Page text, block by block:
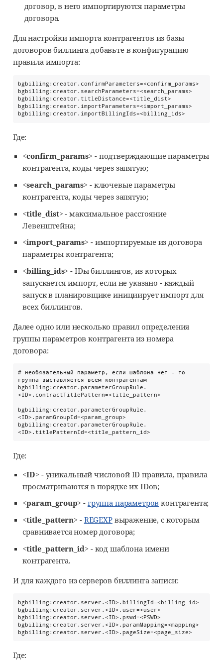
договор, в него импортируются параметры
договора.
Для настройки импорта контрагентов из базы
договоров биллинга добавьте в конфигурацию
правила импорта:
bgbilling:creator.confirmParameters=<confirm_params>
bgbilling:creator.searchParameters=<search_params>
bgbilling:creator.titleDistance=<title_dist>
bgbilling:creator.importParameters=<import_params>
bgbilling:creator.importBillingIds=<billing_ids>
Где:
<confirm_params> - подтверждающие параметры
контрагента, коды через запятую;
<search_params> - ключевые параметры
контрагента, коды через запятую;
<title_dist>- максимальное расстояние
Левенштейна;
<import_params> - импортируемые из договора
параметры контрагента;
<billing_ids> - IDы биллингов, из которых
запускается импорт, если не указано - каждый
запуск в планировщике инициирует импорт для
всех биллингов.
Далее одно или несколько правил определения
группы параметров контрагента из номера
договора:
# необязательный параметр, если шаблона нет - то
группа выставляется всем контрагентам
bgbilling:creator.parameterGroupRule.
<ID>.contractTitlePattern=<title_pattern>
bgbilling:creator.parameterGroupRule.
<ID>.paramGroupId=<param_group>
bgbilling:creator.parameterGroupRule.
<ID>.titlePatternId=<title_pattern_id>
Где:
<ID> - уникальный числовой ID правила, правила
просматриваются в порядке их IDов;
<param_group> - группа параметров контрагента;
<title_pattern> - REGEXPвыражение, с которым
сравнивается номер договора;
<title_pattern_id>- код шаблона имени
контрагента.
И для каждого из серверов биллинга записи:
bgbilling:creator.server.<ID>.billingId=<billing_id>
bgbilling:creator.server.<ID>.user=<user>
bgbilling:creator.server.<ID>.pswd=<PSWD>
bgbilling:creator.server.<ID>.paramMapping=<mapping>
bgbilling:creator.server.<ID>.pageSize=<page_size>
Где: